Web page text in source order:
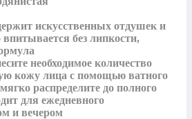
искусственных отдушек и
без липкости,
необходимое количество
кожу лица с помощью ватного
распределите до полного
для ежедневного
и вечером